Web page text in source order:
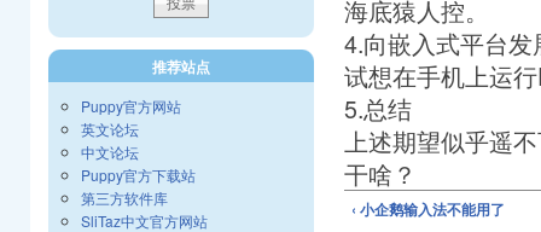
海底猿人控。
4.向嵌入式平台发
试想在手机上运
5.总结
上述期望似乎遥
干啥？
‹ 小企鹅输入法不能用了
推荐站点
Puppy官方网站
英文论坛
中文论坛
Puppy官方下载站
第三方软件库
SliTaz中文官方网站